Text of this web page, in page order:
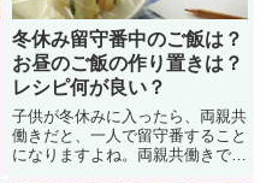
冬休み留守番中のご飯は？
お昼のご飯の作り置きは？
レシピ何が良い？
子供が冬休みに入ったら、両親共
働きだと、一人で留守番すること
になりますよね。両親共働きで